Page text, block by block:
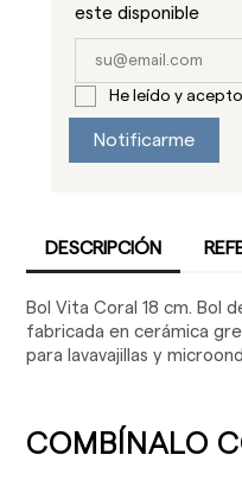
este disponible
He leído y
Notificarme
DESCRIPCIÓN
Bol Vita Coral 18 cm. Bol
fabricada en cerámica
para lavavajillas y
COMBÍNALO